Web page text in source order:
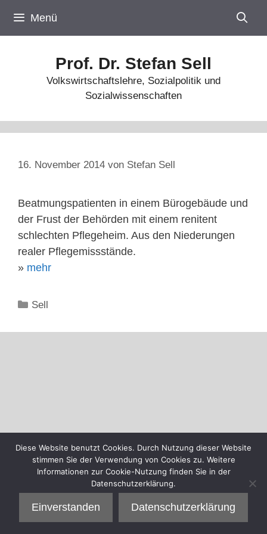
Inhalt
springen
Menü
Prof. Dr. Stefan Sell
Volkswirtschaftslehre, Sozialpolitik und
Sozialwissenschaften
16. November 2014 von Stefan Sell
Beatmungspatienten in einem Bürogebäude und
der Frust der Behörden mit einem renitent
schlechten Pflegeheim. Aus den Niederungen
realer Pflegemissstände.
» mehr
Kategorien
Sell
Diese Website benutzt Cookies. Durch Nutzung dieser Website
stimmen Sie der Verwendung von Cookies zu. Weitere
Informationen zur Cookie-Nutzung finden Sie in der
Datenschutzerklärung.
Einverstanden Datenschutzerklärung